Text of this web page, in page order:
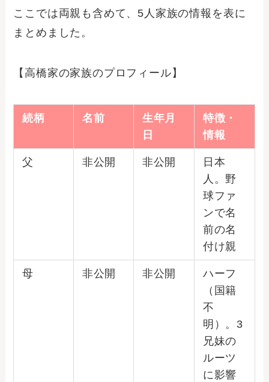
ここでは両親も含めて、5人家族の情報を表に
まとめました。
【高橋家の家族のプロフィール】
続柄 名前
生年月
日
特徴・
情報
父 非公開 非公開
日本
人。野
球ファ
ンで名
前の名
付け親
母 非公開 非公開
ハーフ
（国籍
不
明）。3
兄妹の
ルーツ
に影響